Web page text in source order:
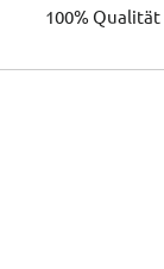
100% Qualität